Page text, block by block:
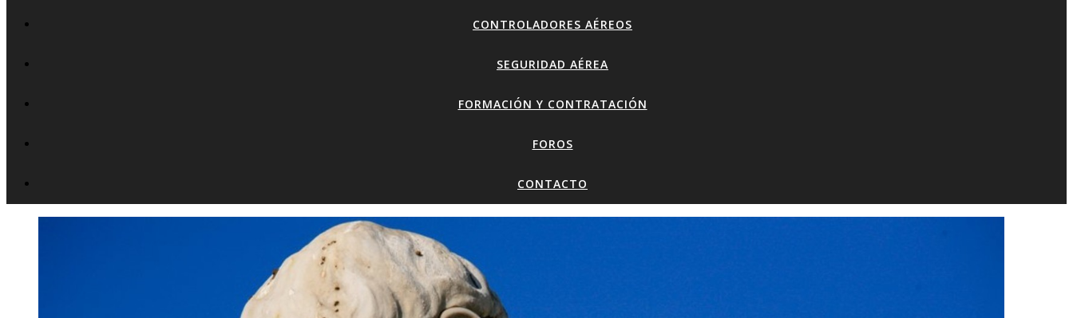
CONTROLADORES AÉREOS
SEGURIDAD AÉREA
FORMACIÓN Y CONTRATACIÓN
FOROS
CONTACTO